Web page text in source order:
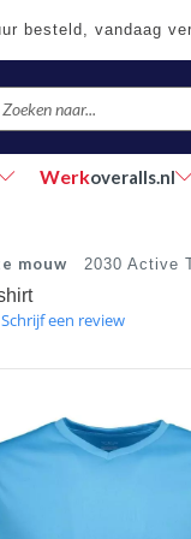
besteld, vandaag
Werkoveralls.nl
mouw 2030 Active
Schrijf een review